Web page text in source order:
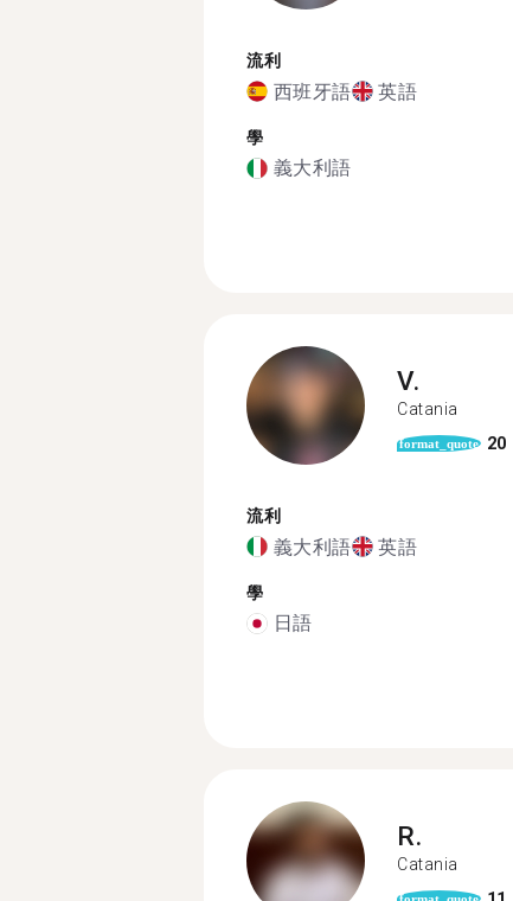
流利
西班牙語 英語
學
義大利語
V.
Catania
format_quote 20
流利
義大利語 英語
學
日語
R.
Catania